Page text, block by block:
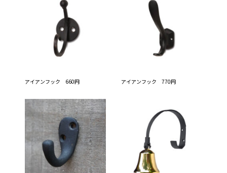
アイアンフック 660円 アイアンフック 770円